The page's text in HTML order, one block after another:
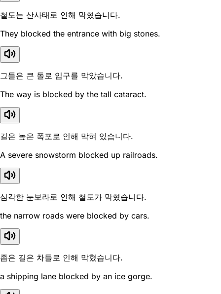
철도는 산사태로 인해 막혔습니다.
They blocked the entrance with big stones.
그들은 큰 돌로 입구를 막았습니다.
The way is blocked by the tall cataract.
길은 높은 폭포로 인해 막혀 있습니다.
A severe snowstorm blocked up railroads.
심각한 눈보라로 인해 철도가 막혔습니다.
the narrow roads were blocked by cars.
좁은 길은 차들로 인해 막혔습니다.
a shipping lane blocked by an ice gorge.